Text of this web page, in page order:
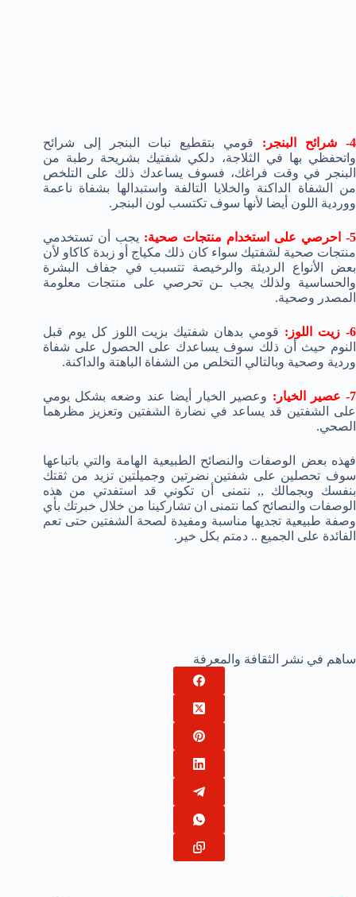
4- شرائح البنجر:
قومي بتقطيع نبات البنجر إلى شرائح
واتحفظي بها في الثلاجة، دلكي شفتيك بشريحة رطبة من
البنجر في وقت فراغك، فسوف يساعدك ذلك على التلخص
من الشفاة الداكنة والخلايا التالفة واستبدالها بشفاة ناعمة
ووردية اللون أيضا لأنها سوف تكتسب لون البنجر.
5- احرصي على استخدام منتجات صحية:
يجب أن تستخدمي
منتجات صحية لشفتيك سواء كان ذلك مكياج أو زبدة كاكاو لأن
بعض الأنواع الرديئة والرخيصة تتسبب في جفاف البشرة
والحساسية ولذلك يجب ـن تحرصي على منتجات معلومة
المصدر وصحية.
6- زيت اللوز:
قومي بدهان شفتيك بزيت اللوز كل يوم قبل
النوم حيث أن ذلك سوف يساعدك على الحصول على شفاة
وردية وصحية وبالتالي التخلص من الشفاة الباهتة والداكنة.
7- عصير الخيار:
وعصير الخيار أيضا عند وضعه بشكل يومي
على الشفتين قد يساعد في نضارة الشفتين وتعزيز مظرهما
الصحي.
فهذه بعض الوصفات والنصائح الطبيعية الهامة والتي باتباعها
سوف تحصلين على شفتين نضرتين وجميلتين تزيد من ثقتك
بنفسك وبجمالك ,, نتمنى أن تكوني قد استفدتي من هذه
الوصفات والنصائح كما نتمنى ان تشاركينا من خلال خبرتك بأي
وصفة طبيعية تجديها مناسبة ومفيدة لصحة الشفتين حتى تعم
الفائدة على الجميع .. دمتم بكل خير.
ساهم في نشر الثقافة والمعرفة